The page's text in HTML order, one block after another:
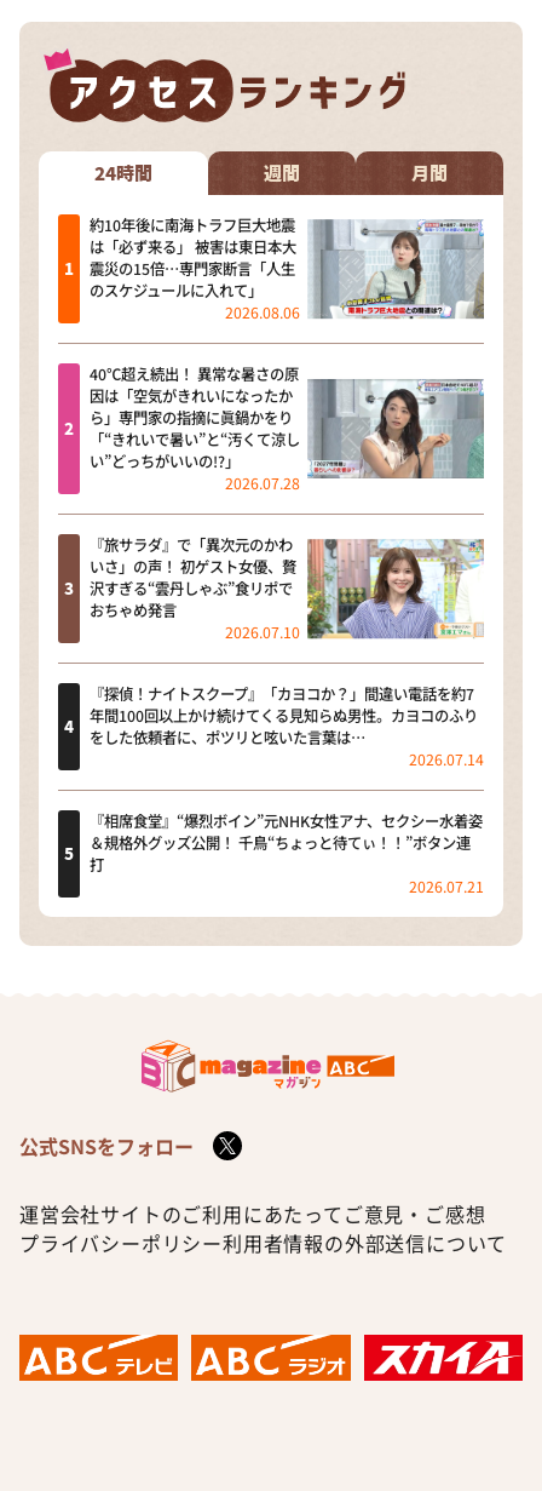
24時間 週間 月間
約10年後に南海トラフ巨大地震
は「必ず来る」 被害は東日本大
震災の15倍…専門家断言「人生
のスケジュールに入れて」
2026.08.06
40℃超え続出！ 異常な暑さの原
因は「空気がきれいになったか
ら」専門家の指摘に眞鍋かをり
「“きれいで暑い”と“汚くて涼し
い”どっちがいいの!?」
2026.07.28
『旅サラダ』で「異次元のかわ
いさ」の声！ 初ゲスト女優、贅
沢すぎる“雲丹しゃぶ”食リポで
おちゃめ発言
2026.07.10
『探偵！ナイトスクープ』「カヨコか？」間違い電話を約7
年間100回以上かけ続けてくる見知らぬ男性。カヨコのふり
をした依頼者に、ポツリと呟いた言葉は…
2026.07.14
『相席食堂』“爆烈ボイン”元NHK女性アナ、セクシー水着姿
＆規格外グッズ公開！ 千鳥“ちょっと待てぃ！！”ボタン連
打
2026.07.21
公式SNSをフォロー
運営会社サイトのご利用にあたって ご意見・ご感想
プライバシーポリシー利用者情報の外部送信について